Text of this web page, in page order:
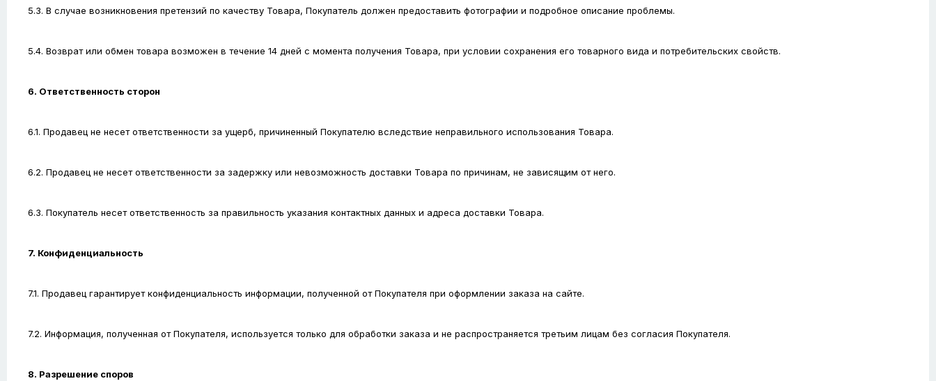
5.3. В случае возникновения претензий по качеству Товара, Покупатель должен предоставить фотографии и подробное описание проблемы.
5.4. Возврат или обмен товара возможен в течение 14 дней с момента получения Товара, при условии сохранения его товарного вида и потребительских свойств.
6. Ответственность сторон
6.1. Продавец не несет ответственности за ущерб, причиненный Покупателю вследствие неправильного использования Товара.
6.2. Продавец не несет ответственности за задержку или невозможность доставки Товара по причинам, не зависящим от него.
6.3. Покупатель несет ответственность за правильность указания контактных данных и адреса доставки Товара.
7. Конфиденциальность
7.1. Продавец гарантирует конфиденциальность информации, полученной от Покупателя при оформлении заказа на сайте.
7.2. Информация, полученная от Покупателя, используется только для обработки заказа и не распространяется третьим лицам без согласия Покупателя.
8. Разрешение споров